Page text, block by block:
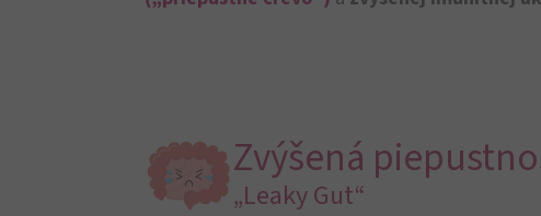
Zvýšená
„Leaky Gut“